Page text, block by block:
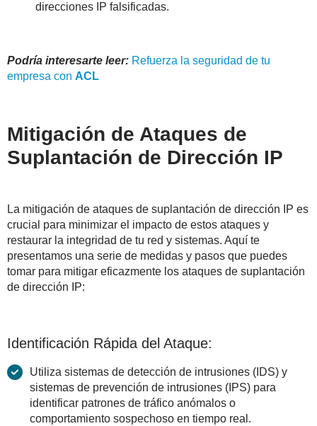
direcciones IP falsificadas.
Podría interesarte leer: Refuerza la seguridad de tu
empresa con ACL
Mitigación de Ataques de
Suplantación de Dirección IP
La mitigación de ataques de suplantación de dirección IP es
crucial para minimizar el impacto de estos ataques y
restaurar la integridad de tu red y sistemas. Aquí te
presentamos una serie de medidas y pasos que puedes
tomar para mitigar eficazmente los ataques de suplantación
de dirección IP:
Identificación Rápida del Ataque:
Utiliza sistemas de detección de intrusiones (IDS) y
sistemas de prevención de intrusiones (IPS) para
identificar patrones de tráfico anómalos o
comportamiento sospechoso en tiempo real.